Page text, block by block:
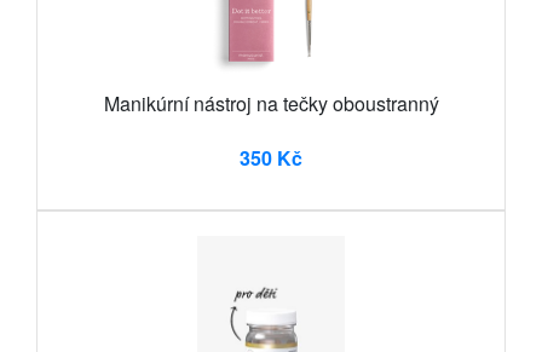
Manikúrní nástroj na tečky oboustranný
350 Kč